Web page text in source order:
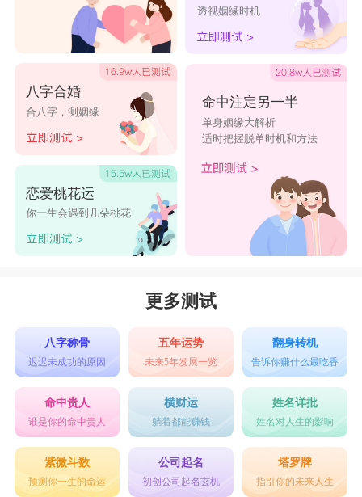
八字合婚
合八字，测姻缘
恋爱桃花运
你一生会遇到几朵桃花
透视姻缘时机
命中注定另一半
单身姻缘大解析
适时把握脱单时机和方法
更多测试
八字称骨
迟迟未成功的原因
五年运势
未来5年发展一览
翻身转机
告诉你赚什么最吃香
命中贵人
谁是你的命中贵人
横财运
躺着都能赚钱
姓名详批
姓名对人生的影响
紫微斗数
预测你一生的命运
公司起名
初创公司起名玄机
塔罗牌
指引你的未来人生